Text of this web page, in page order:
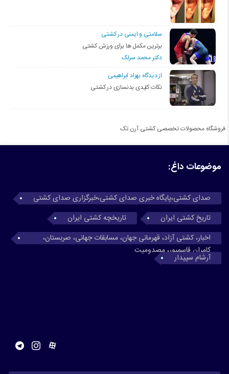
سلامتی و ایمنی در کشتی
برترین مکمل ها برای ورزش کشتی
دکتر محمد سرلک
از دیدگاه بهزاد ابراهیمی
نکات کلیدی بدنسازی در کشتی
فروشگاه محصولات تخصصی کشتی آرن تک
موضوعات داغ:
صدای کشتی،پایگاه خبری صدای کشتی،خبرگزاری صدای کشتی
تاریخ کشتی ایران
تاریخچه کشتی ایران
اخبار، کشتی آزاد، قهرمانی جهان، مسابقات جهانی، صربستان،
کامران قاسمپور، مصدومیت
آرشام سپیدار